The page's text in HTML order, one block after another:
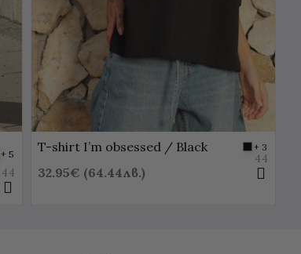
+ 5
44
T-shirt I’m obsessed / Black + 3
32.95€ (64.44лв.)
44